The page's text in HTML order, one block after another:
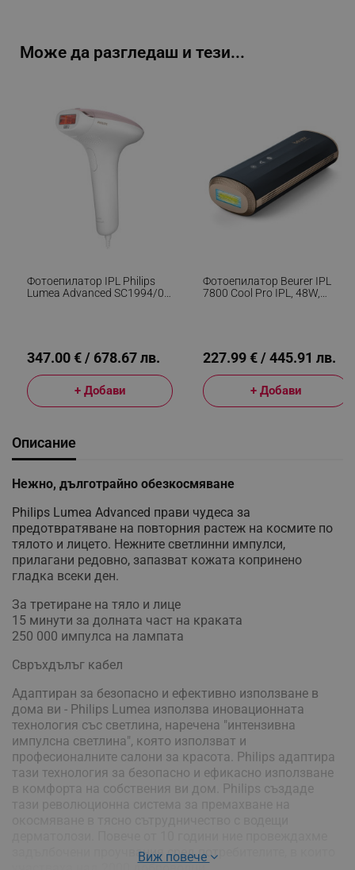
Може да разгледаш и тези...
Фотоепилатор IPL Philips
Lumea Advanced SC1994/00,
347.00 € / 678.67 лв.
+ Добави
Фотоепилатор Beurer IPL
7800 Cool Pro IPL, 48W,
227.99 € / 445.91 лв.
+ Добави
Описание
Нежно, дълготрайно обезкосмяване
Philips Lumea Advanced прави чудеса за
предотвратяване на повторния растеж на космите по
тялото и лицето. Нежните светлинни импулси,
прилагани редовно, запазват кожата копринено
гладка всеки ден.
За третиране на тяло и лице
15 минути за долната част на краката
250 000 импулса на лампата
Свръхдълъг кабел
Адаптиран за безопасно и ефективно използване в
дома ви - Philips Lumea използва иновационната
технология със светлина, наречена "интензивна
импулсна светлина", която използват и
професионалните салони за красота. Philips адаптира
тази технология за безопасно и ефикасно използване
в комфорта на собствения ви дом. Philips създаде
задълбочени проучвания сред потребителите, в които
Виж повече